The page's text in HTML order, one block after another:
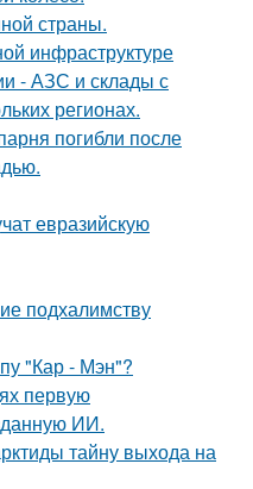
страны.
инфраструктуре
- АЗС и склады с
регионах.
погибли после
евразийскую
подхалимству
"Кар - Мэн"?
первую
ИИ.
тайну выхода на